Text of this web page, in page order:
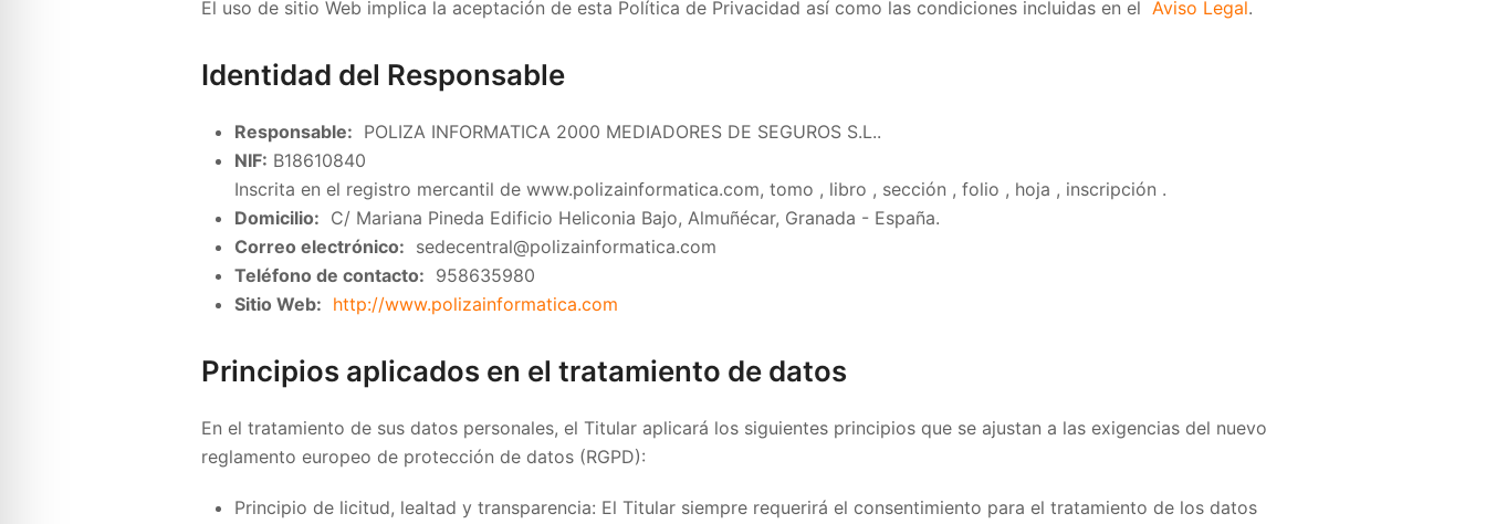
El uso de sitio Web implica la aceptación de esta Política de Privacidad así como las condiciones incluidas en el Aviso Legal.
Identidad del Responsable
Responsable: POLIZA INFORMATICA 2000 MEDIADORES DE SEGUROS S.L..
NIF: B18610840
Inscrita en el registro mercantil de www.polizainformatica.com, tomo , libro , sección , folio , hoja , inscripción .
Domicilio: C/ Mariana Pineda Edificio Heliconia Bajo, Almuñécar, Granada - España.
Correo electrónico: sedecentral@polizainformatica.com
Teléfono de contacto: 958635980
Sitio Web: http://www.polizainformatica.com
Principios aplicados en el tratamiento de datos
En el tratamiento de sus datos personales, el Titular aplicará los siguientes principios que se ajustan a las exigencias del nuevo
reglamento europeo de protección de datos (RGPD):
Principio de licitud, lealtad y transparencia: El Titular siempre requerirá el consentimiento para el tratamiento de los datos